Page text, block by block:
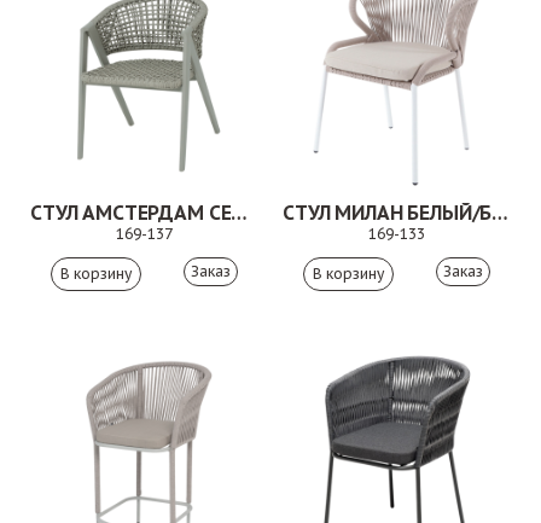
СТУЛ АМСТЕРДАМ СЕРЫЙ
169-137
Заказ
СТУЛ МИЛАН БЕЛЫЙ/БЕЖЕВЫЙ
169-133
Заказ